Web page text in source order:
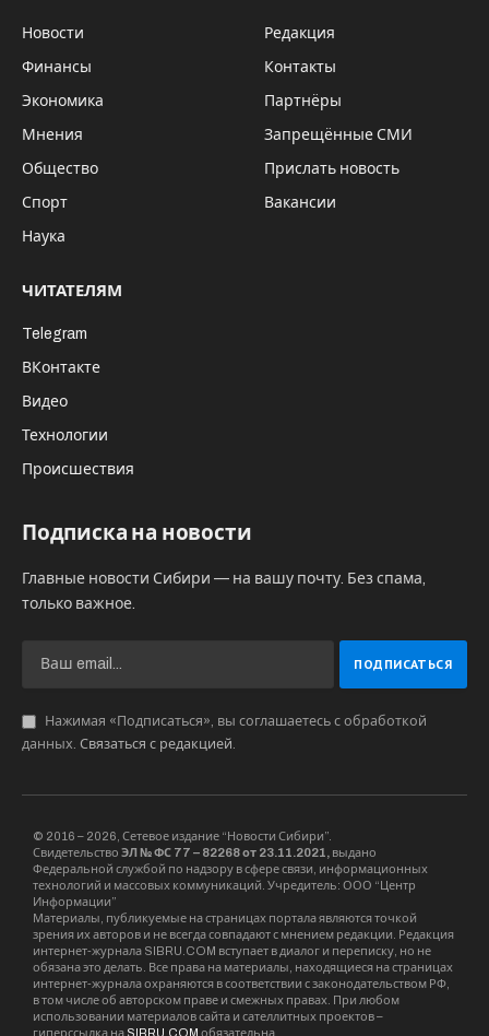
Новости
Финансы
Экономика
Мнения
Общество
Спорт
Наука
Редакция
Контакты
Партнёры
Запрещённые СМИ
Прислать новость
Вакансии
ЧИТАТЕЛЯМ
Telegram
ВКонтакте
Видео
Технологии
Происшествия
Подписка на новости
Главные новости Сибири — на вашу почту. Без спама,
только важное.
Нажимая «Подписаться», вы соглашаетесь с обработкой
данных. Связаться с редакцией.
© 2016 – 2026, Сетевое издание “Новости Сибири”.
Свидетельство ЭЛ № ФС 77 – 82268 от 23.11.2021, выдано
Федеральной службой по надзору в сфере связи, информационных
технологий и массовых коммуникаций. Учредитель: ООО “Центр
Информации”
Материалы, публикуемые на страницах портала являются точкой
зрения их авторов и не всегда совпадают с мнением редакции. Редакция
интернет-журнала SIBRU.COM вступает в диалог и переписку, но не
обязана это делать. Все права на материалы, находящиеся на страницах
интернет-журнала охраняются в соответствии с законодательством РФ,
в том числе об авторском праве и смежных правах. При любом
использовании материалов сайта и сателлитных проектов –
гиперссылка на SIBRU.COM обязательна.